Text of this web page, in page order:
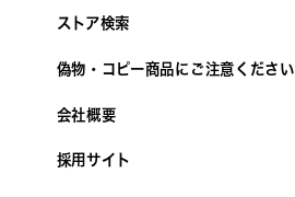
ストア検索
偽物・コピー商品にご注意ください
会社概要
採用サイト